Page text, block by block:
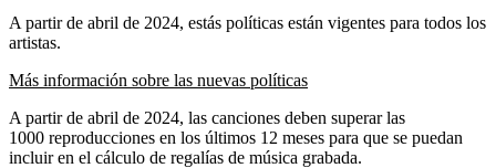
A partir de abril de 2024, estás políticas están vigentes para todos los
artistas.
Más información sobre las nuevas políticas
A partir de abril de 2024, las canciones deben superar las
1000 reproducciones en los últimos 12 meses para que se puedan
incluir en el cálculo de regalías de música grabada.